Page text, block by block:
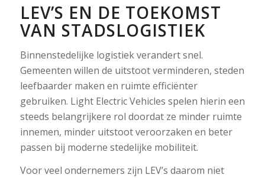
LEV’S EN DE TOEKOMST
VAN STADSLOGISTIEK
Binnenstedelijke logistiek verandert snel.
Gemeenten willen de uitstoot verminderen, steden
leefbaarder maken en ruimte efficiënter
gebruiken. Light Electric Vehicles spelen hierin een
steeds belangrijkere rol doordat ze minder ruimte
innemen, minder uitstoot veroorzaken en beter
passen bij moderne stedelijke mobiliteit.
Voor veel ondernemers zijn LEV’s daarom niet